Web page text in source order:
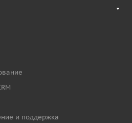
и поддержка